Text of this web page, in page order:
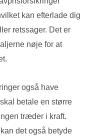
kan efterlade dig
retssager. Det er
nøje for at
også have
betale en større
træder i kraft.
det også betyde